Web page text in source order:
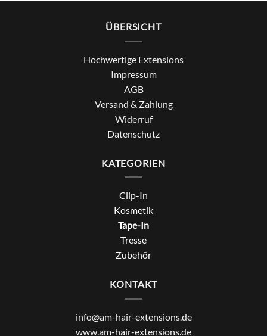
ÜBERSICHT
Hochwertige Extensions
Impressum
AGB
Versand & Zahlung
Widerruf
Datenschutz
KATEGORIEN
Clip-In
Kosmetik
Tape-In
Tresse
Zubehör
KONTAKT
info@am-hair-extensions.de
www.am-hair-extensions.de